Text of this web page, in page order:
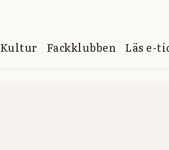
Kultur Fackklubben Läs e-